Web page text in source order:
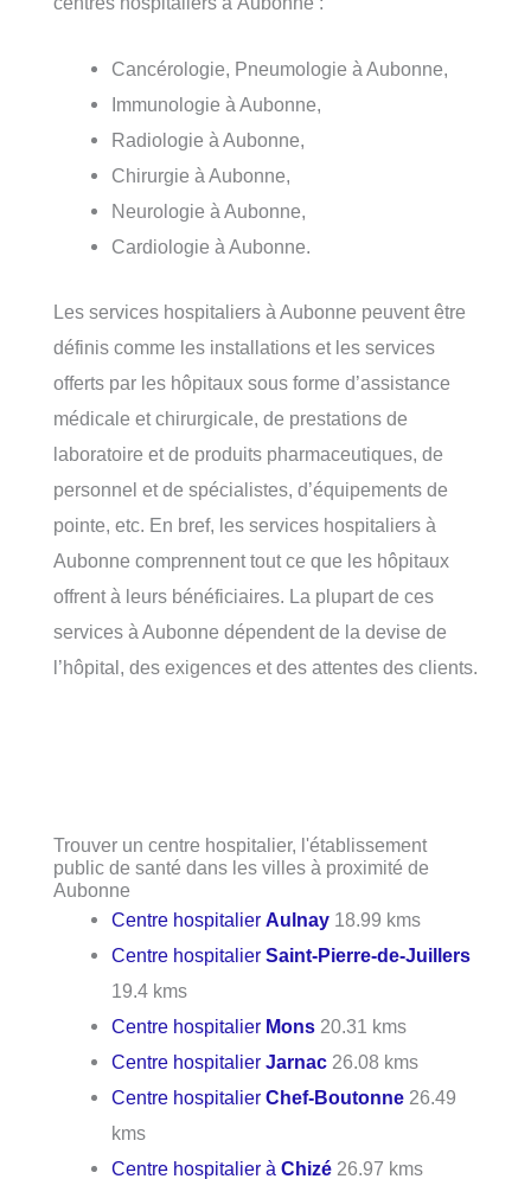
Cancérologie, Pneumologie à Aubonne,
Immunologie à Aubonne,
Radiologie à Aubonne,
Chirurgie à Aubonne,
Neurologie à Aubonne,
Cardiologie à Aubonne.
Les services hospitaliers à Aubonne peuvent être
définis comme les installations et les services
offerts par les hôpitaux sous forme d’assistance
médicale et chirurgicale, de prestations de
laboratoire et de produits pharmaceutiques, de
personnel et de spécialistes, d’équipements de
pointe, etc. En bref, les services hospitaliers à
Aubonne comprennent tout ce que les hôpitaux
offrent à leurs bénéficiaires. La plupart de ces
services à Aubonne dépendent de la devise de
l’hôpital, des exigences et des attentes des clients.
Trouver un centre hospitalier, l'établissement
public de santé dans les villes à proximité de
Aubonne
Centre hospitalierAulnay 18.99 kms
Centre hospitalierSaint-Pierre-de-Juillers
19.4 kms
Centre hospitalier Mons 20.31 kms
Centre hospitalierJarnac 26.08 kms
Centre hospitalierChef-Boutonne 26.49
kms
Centre hospitalier àChizé 26.97 kms